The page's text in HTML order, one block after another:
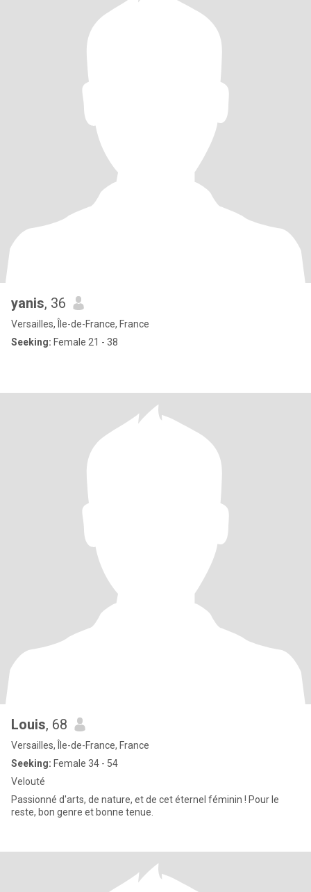
yanis, 36
Versailles, Île-de-France, France
Seeking: Female 21 - 38
Louis, 68
Versailles, Île-de-France, France
Seeking: Female 34 - 54
Velouté
Passionné d'arts, de nature, et de cet éternel féminin ! Pour le
reste, bon genre et bonne tenue.